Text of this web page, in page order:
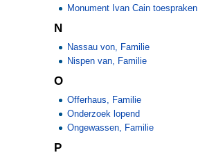
Monument Ivan Cain toespraken
N
Nassau von, Familie
Nispen van, Familie
O
Offerhaus, Familie
Onderzoek lopend
Ongewassen, Familie
P